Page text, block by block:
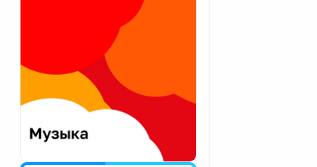
Екатеринбург
Калининград
Калуга